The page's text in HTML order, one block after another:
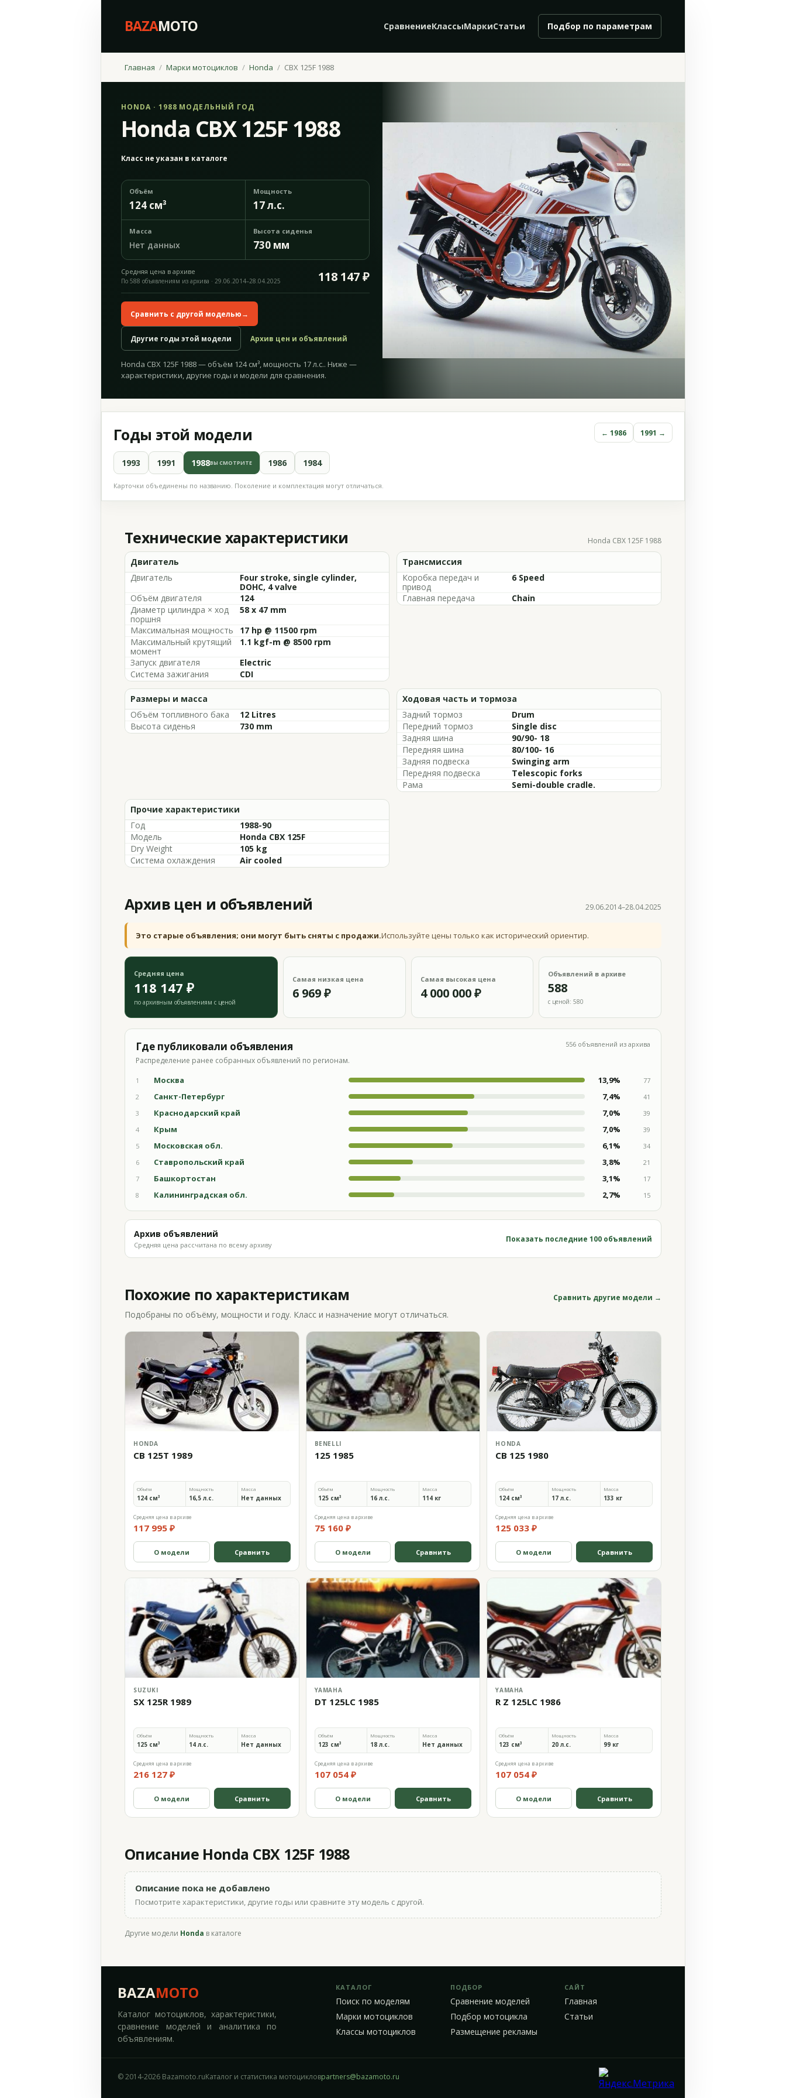
BAZAMOTO СравнениеКлассыМаркиСтатьи Подбор по параметрам
Главная Марки мотоциклов Honda CBX 125F 1988
HONDA · 1988 МОДЕЛЬНЫЙ ГОД
Honda CBX 125F 1988
Класс не указан в каталоге
Объём
124 см³
Мощность
17 л.с.
Масса
Нет данных
Высота сиденья
730 мм
Средняя цена в архиве 118 147 ₽
По 588 объявлениям из архива · 29.06.2014–28.04.2025
Сравнить с другой моделью→
Другие годы этой модели Архив цен и объявлений
Honda CBX 125F 1988 — объём 124 см³, мощность 17 л.с.. Ниже —
характеристики, другие годы и модели для сравнения.
Годы этой модели ← 1986 1991 →
1993 1991 1988ВЫ СМОТРИТЕ 1986 1984
Карточки объединены по названию. Поколение и комплектация могут отличаться.
Технические характеристики Honda CBX 125F 1988
Двигатель
Двигатель
Four stroke, single cylinder,
DOHC, 4 valve
Объём двигателя
124
Диаметр цилиндра × ход
поршня
58 x 47 mm
Максимальная мощность
17 hp @ 11500 rpm
Максимальный крутящий
момент
1.1 kgf-m @ 8500 rpm
Запуск двигателя
Electric
Система зажигания
CDI
Трансмиссия
Коробка передач и
привод
6 Speed
Главная передача
Chain
Размеры и масса
Объём топливного бака
12 Litres
Высота сиденья
730 mm
Ходовая часть и тормоза
Задний тормоз
Drum
Передний тормоз
Single disc
Задняя шина
90/90- 18
Передняя шина
80/100- 16
Задняя подвеска
Swinging arm
Передняя подвеска
Telescopic forks
Рама
Semi-double cradle.
Прочие характеристики
Год
1988-90
Модель
Honda CBX 125F
Dry Weight
105 kg
Система охлаждения
Air cooled
Архив цен и объявлений 29.06.2014–28.04.2025
Это старые объявления; они могут быть сняты с продажи.Используйте цены только как исторический ориентир.
Средняя цена
118 147 ₽
по архивным объявлениям с ценой
Самая низкая цена
6 969 ₽
Самая высокая цена
4 000 000 ₽
Объявлений в архиве
588
с ценой: 580
Где публиковали объявления
Распределение ранее собранных объявлений по регионам.
556 объявлений из архива
1 Москва 13,9%
77
2
Санкт-Петербург 7,4%
41
3
Краснодарский край 7,0%
39
4
Крым 7,0%
39
5
Московская обл. 6,1%
34
6
Ставропольский край 3,8%
21
7
Башкортостан 3,1%
17
8
Калининградская обл. 2,7% 15
Архив объявлений
Средняя цена рассчитана по всему архиву
Показать последние 100 объявлений
Похожие по характеристикам Сравнить другие модели →
Подобраны по объёму, мощности и году. Класс и назначение могут отличаться.
HONDA
CB 125T 1989
Объём
124 см³
Мощность
16,5 л.с.
Масса
Нет данных
Средняя цена в архиве
117 995 ₽
О модели Сравнить
BENELLI
125 1985
Объём
125 см³
Мощность
16 л.с.
Масса
114 кг
Средняя цена в архиве
75 160 ₽
О модели Сравнить
HONDA
CB 125 1980
Объём
124 см³
Мощность
17 л.с.
Масса
133 кг
Средняя цена в архиве
125 033 ₽
О модели Сравнить
SUZUKI
SX 125R 1989
Объём
125 см³
Мощность
14 л.с.
Масса
Нет данных
Средняя цена в архиве
216 127 ₽
О модели Сравнить
YAMAHA
DT 125LC 1985
Объём
123 см³
Мощность
18 л.с.
Масса
Нет данных
Средняя цена в архиве
107 054 ₽
О модели Сравнить
YAMAHA
R Z 125LC 1986
Объём
123 см³
Мощность
20 л.с.
Масса
99 кг
Средняя цена в архиве
107 054 ₽
О модели Сравнить
Описание Honda CBX 125F 1988
Описание пока не добавлено
Посмотрите характеристики, другие годы или сравните эту модель с другой.
Другие модели Honda в каталоге
BAZAMOTO
Каталог мотоциклов, характеристики,
сравнение моделей и аналитика по
объявлениям.
КАТАЛОГ
Поиск по моделям
Марки мотоциклов
Классы мотоциклов
ПОДБОР
Сравнение моделей
Подбор мотоцикла
Размещение рекламы
САЙТ
Главная
Статьи
© 2014-2026 Bazamoto.ruКаталог и статистика мотоцикловpartners@bazamoto.ru